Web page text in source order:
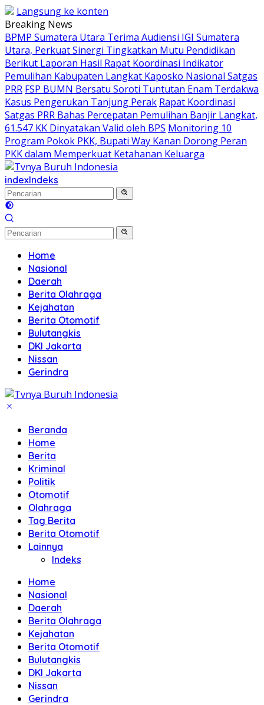
Langsung ke konten
Breaking News
BPMP Sumatera Utara Terima Audiensi IGI Sumatera
Utara, Perkuat Sinergi Tingkatkan Mutu Pendidikan
Berikut Laporan Hasil Rapat Koordinasi Indikator
Pemulihan Kabupaten Langkat Kaposko Nasional Satgas
PRR FSP BUMN Bersatu Soroti Tuntutan Enam Terdakwa
Kasus Pengerukan Tanjung Perak Rapat Koordinasi
Satgas PRR Bahas Percepatan Pemulihan Banjir Langkat,
61.547 KK Dinyatakan Valid oleh BPS Monitoring 10
Program Pokok PKK, Bupati Way Kanan Dorong Peran
PKK dalam Memperkuat Ketahanan Keluarga
indexIndeks
Home
Nasional
Daerah
Berita Olahraga
Kejahatan
Berita Otomotif
Bulutangkis
DKI Jakarta
Nissan
Gerindra
Beranda
Home
Berita
Kriminal
Politik
Otomotif
Olahraga
Tag Berita
Berita Otomotif
Lainnya
Indeks
Home
Nasional
Daerah
Berita Olahraga
Kejahatan
Berita Otomotif
Bulutangkis
DKI Jakarta
Nissan
Gerindra